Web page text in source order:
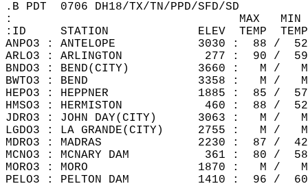
.B PDT  0706 DH18/TX/TN/PPD/SFD/SD
:                                 MAX   MIN   24
:ID     STATION             ELEV  TEMP  TEMP
ANPO3 : ANTELOPE            3030 :  88
ARLO3 : ARLINGTON            277 :  90
BNDO3 : BEND(CITY)          3660 :   M
BWTO3 : BEND                3358 :   M
HEPO3 : HEPPNER             1885 :  85
HMSO3 : HERMISTON            460 :  88
JDRO3 : JOHN DAY(CITY)      3063 :
LGDO3 : LA GRANDE(CITY)     2755 :
MDRO3 : MADRAS              2230 :  87
MCNO3 : MCNARY DAM           361 :
MORO3 : MORO                1870 :   M
PELO3 : PELTON DAM          1410 :  96